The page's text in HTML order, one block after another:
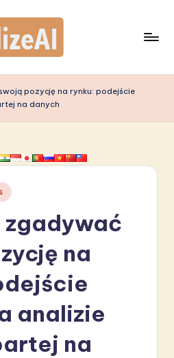
pozycję na rynku: podejście
na danych
zgadywać
na
analizie
na